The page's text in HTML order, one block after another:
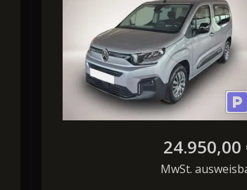
Tempomat
24.950,00
MwSt.